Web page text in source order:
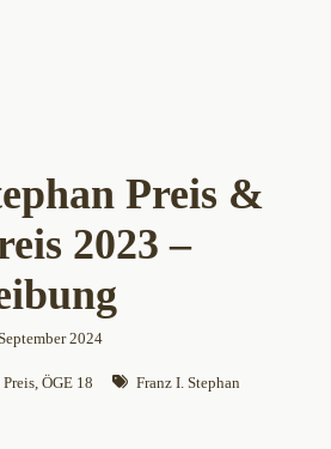
Preis &
2023 –
2024
Preis, ÖGE 18 Franz I. Stephan